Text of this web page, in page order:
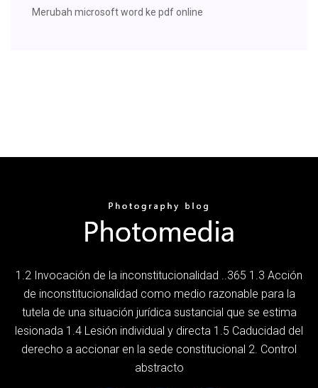
Merubah microsoft word ke pdf online
1.2 Invocación de la inconstitucionalidad ..365 1.3 Acción
de inconstitucionalidad como medio razonable para la
tutela de una situación jurídica sustancial que se estima
lesionada 1.4 Lesión individual y directa 1.5 Caducidad del
derecho a accionar en la sede constitucional 2. Control
abstracto